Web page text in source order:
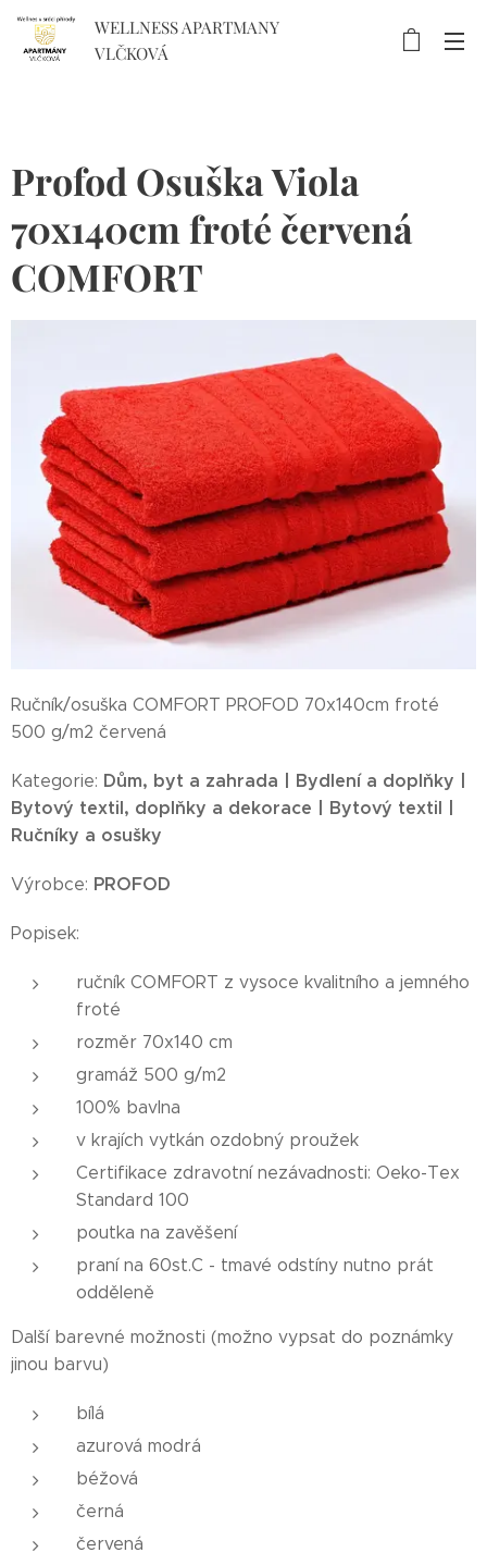
WELLNESS APARTMANY
VLČKOVÁ
Profod Osuška Viola
70x140cm froté červená
COMFORT
Ručník/osuška COMFORT PROFOD 70x140cm froté
500 g/m2 červená
Kategorie: Dům, byt a zahrada | Bydlení a doplňky |
Bytový textil, doplňky a dekorace | Bytový textil |
Ručníky a osušky
Výrobce: PROFOD
Popisek:
ručník COMFORT z vysoce kvalitního a jemného
froté
rozměr 70x140 cm
gramáž 500 g/m2
100% bavlna
v krajích vytkán ozdobný proužek
Certifikace zdravotní nezávadnosti: Oeko-Tex
Standard 100
poutka na zavěšení
praní na 60st.C - tmavé odstíny nutno prát
odděleně
Další barevné možnosti (možno vypsat do poznámky
jinou barvu)
bílá
azurová modrá
béžová
černá
červená